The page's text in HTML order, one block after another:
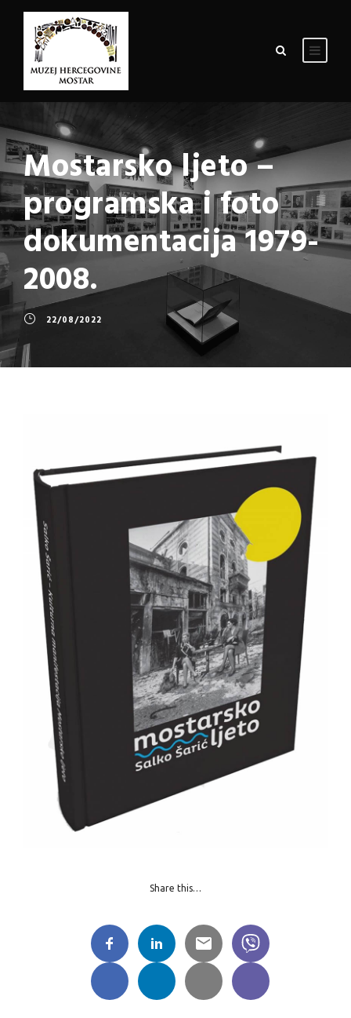
Mostarsko ljeto –
programska i foto
dokumentacija 1979-
2008.
22/08/2022
Share this…